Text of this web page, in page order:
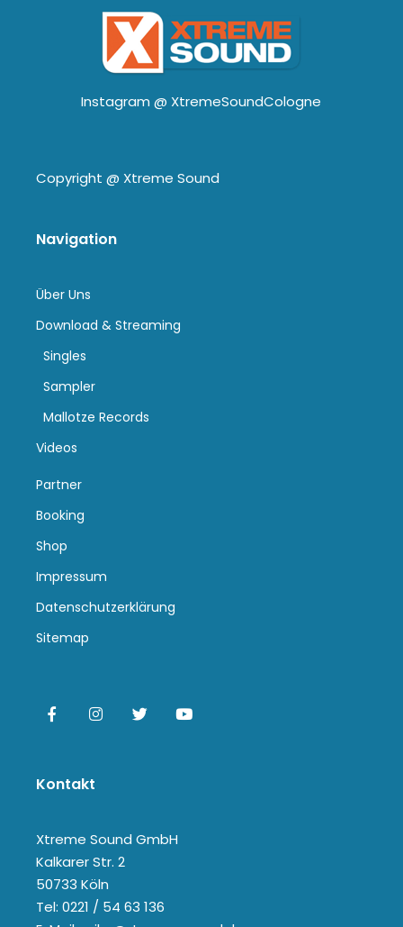
Instagram @ XtremeSoundCologne
Copyright @ Xtreme Sound
Navigation
Über Uns
Download & Streaming
Singles
Sampler
Mallotze Records
Videos
Partner
Booking
Shop
Impressum
Datenschutzerklärung
Sitemap
Kontakt
Xtreme Sound GmbH
Kalkarer Str. 2
50733 Köln
Tel: 0221 / 54 63 136